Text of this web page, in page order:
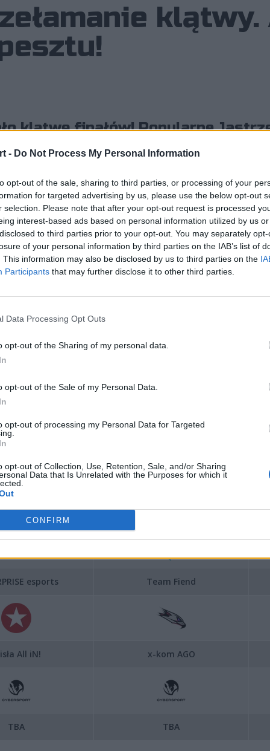
- Do Not Process My Personal Information
opt-out of the sale, sharing to third parties, or processing of your
for targeted advertising by us, please use the below opt-out
selection. Please note that after your opt-out request is processed
interest-based ads based on personal information utilized by us
to third parties prior to your opt-out. You may separately
of your personal information by third parties on the IAB’s list of
This information may also be disclosed by us to third parties on the
Participants that may further disclose it to other third parties.
Data Processing Opt Outs
opt-out of the Sharing of my personal data.
opt-out of the Sale of my Personal Data.
opt-out of processing my Personal Data for Targeted
opt-out of Collection, Use, Retention, Sale, and/or Sharing
Data that Is Unrelated with the Purposes for which it
CONFIRM
klątwy.
klątwę finałów! Popularne
Narodowej Drużyny Esportu i
Popularne Jastrzębie zatriumfowały bowiem w
by wziąć udział w V4 Future Sports Festival 2021.
zawodach przystępowało świadome
Rodowicza i Michała "snatchiego" Rudzkiego
,
że snatchie kończył zawody z ratingiem 1.58,
z rezultatem 1,47. Dzięki formie tej dwójki Jastrzębie
zaś w pierwszym półfinale HONORIS zaskakująco
stanęły właśnie AGO i HONORIS, czyli dwaj
górą byli snatchie i spółka, ale później
było sporo. Zdecydowanie więcej niż emocji, bo
drużyną Wiktora "TaZa" Wojtasa i Filipa "NEO"
16:5. Dzięki temu zgarnęli nie tylko główną nagrodę
dołączą do Wisły All iN!, która awansowała już wcześniej.
Festival 2021:
esports Team Fiend
All iN! x-kom AGO
TBA TBA